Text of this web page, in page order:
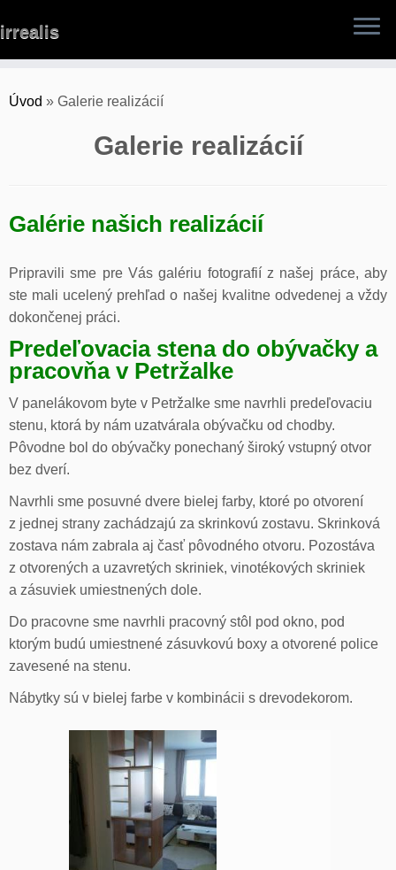
to
irrealis
Úvod » Galerie realizácií
Galerie realizácií
Galérie našich realizácií
Pripravili sme pre Vás galériu fotografií z našej práce, aby
ste mali ucelený prehľad o našej kvalitne odvedenej a vždy
dokončenej práci.
Predeľovacia stena do obývačky a
pracovňa v Petržalke
V panelákovom byte v Petržalke sme navrhli predeľovaciu
stenu, ktorá by nám uzatvárala obývačku od chodby.
Pôvodne bol do obývačky ponechaný široký vstupný otvor
bez dverí.
Navrhli sme posuvné dvere bielej farby, ktoré po otvorení
z jednej strany zachádzajú za skrinkovú zostavu. Skrinková
zostava nám zabrala aj časť pôvodného otvoru. Pozostáva
z otvorených a uzavretých skriniek, vinotékových skriniek
a zásuviek umiestnených dole.
Do pracovne sme navrhli pracovný stôl pod okno, pod
ktorým budú umiestnené zásuvkovú boxy a otvorené police
zavesené na stenu.
Nábytky sú v bielej farbe v kombinácii s drevodekorom.